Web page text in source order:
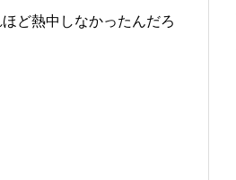
ど熱中しなかったんだろ